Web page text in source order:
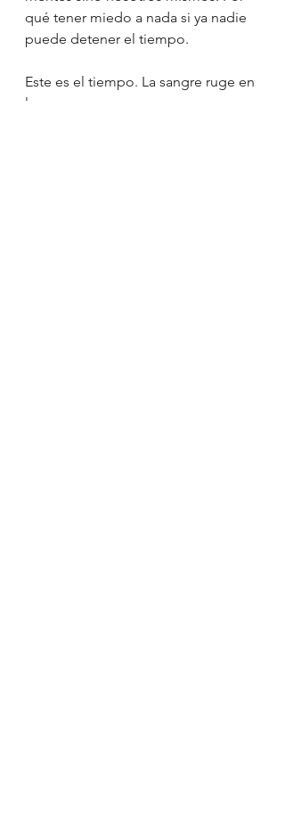
qué tener miedo a nada si ya nadie
puede detener el tiempo.
Este es el tiempo. La sangre ruge en
las venas.